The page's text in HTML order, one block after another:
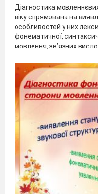
Діагностика
віку спрямована на
особливостей у них
фонематичної,
мовлення, зв’язних